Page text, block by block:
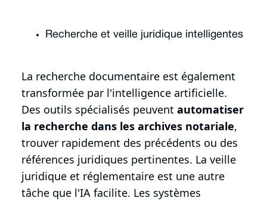
Recherche et veille juridique intelligentes
La recherche documentaire est également
transformée par l'intelligence artificielle.
Des outils spécialisés peuvent automatiser
la recherche dans les archives notariale,
trouver rapidement des précédents ou des
références juridiques pertinentes. La veille
juridique et réglementaire est une autre
tâche que l'IA facilite. Les systèmes